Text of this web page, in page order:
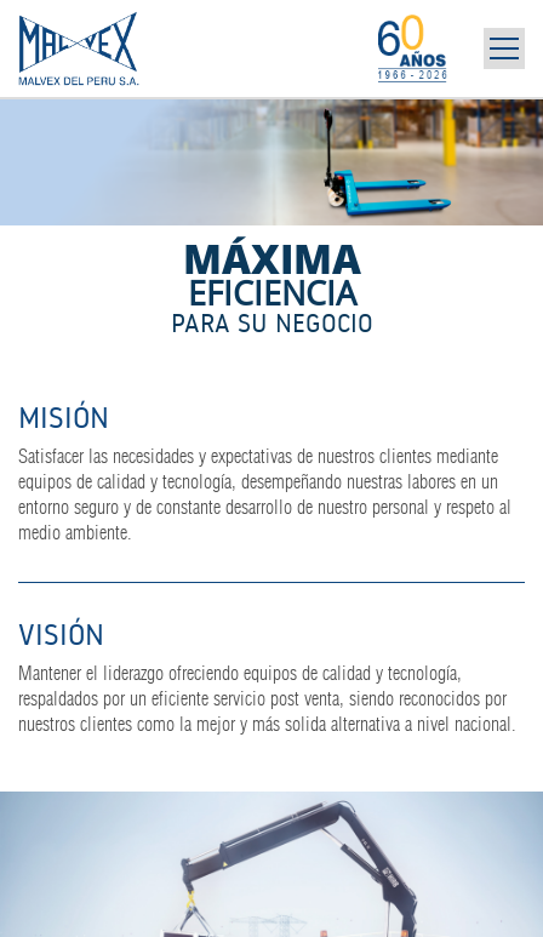
965 394 698
INICIO
LA EMPRESA
PRODUCTOS
POST-VENTA | ALQUILER
NOTICIAS
CONTÁCTANOS
MÁXIMA
EFICIENCIA
PARA SU NEGOCIO
MISIÓN
Satisfacer las necesidades y expectativas de nuestros clientes mediante
equipos de calidad y tecnología, desempeñando nuestras labores en un
entorno seguro y de constante desarrollo de nuestro personal y respeto al
medio ambiente.
VISIÓN
Mantener el liderazgo ofreciendo equipos de calidad y tecnología,
respaldados por un eficiente servicio post venta, siendo reconocidos por
nuestros clientes como la mejor y más solida alternativa a nivel nacional.